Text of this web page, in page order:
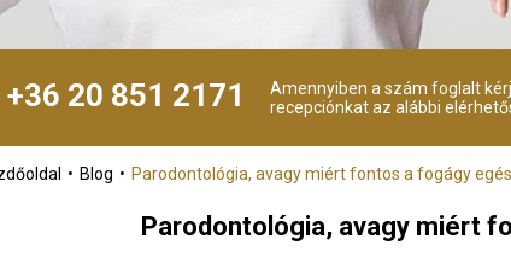
+36 20 851 2171
Amennyiben a szám foglalt
recepciónkat az alábbi
Blog Parodontológia, avagy miért fontos a fogágy
Parodontológia, avagy miért